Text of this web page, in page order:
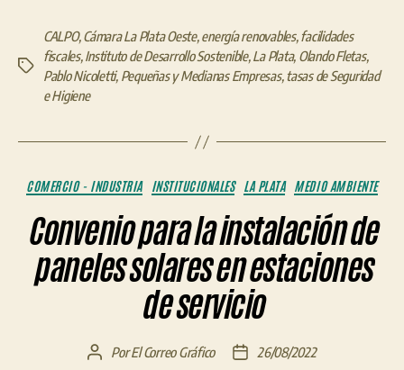
Etiquetas
CALPO,Cámara La Plata Oeste,energía renovables,facilidades
fiscales,Instituto de Desarrollo Sostenible,La Plata, Olando Fletas,
Pablo Nicoletti, Pequeñas y Medianas Empresas,tasas de Seguridad
e Higiene
Categorías
COMERCIO - INDUSTRIA INSTITUCIONALES LA PLATA MEDIO AMBIENTE
Convenio para la instalación de
paneles solares en estaciones
de servicio
AutorPorEl Correo Gráfico
Fecha26/08/2022